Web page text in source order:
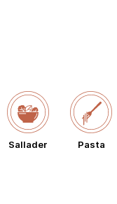
Sallader Pasta